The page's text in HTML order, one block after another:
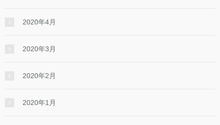
2020年4月
2020年3月
2020年2月
2020年1月